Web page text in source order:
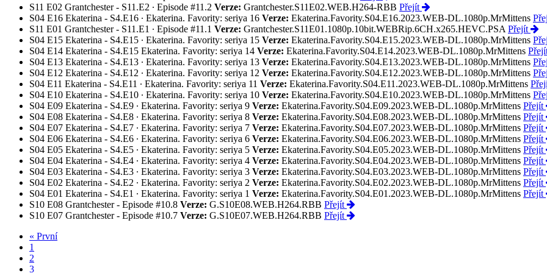
S11 E02 Grantchester - S11.E2 ∙ Episode #11.2 Verze: Grantchester.S11E02.WEB.H264-RBB Přejít
S04 E16 Ekaterina - S4.E16 ∙ Ekaterina. Favority: seriya 16 Verze: Ekaterina.Favority.S04.E16.2023.WEB-DL.1080p.MrMittens
S11 E01 Grantchester - S11.E1 ∙ Episode #11.1 Verze: Grantchester.S11E01.1080p.10bit.WEBRip.6CH.x265.HEVC.PSA Přejít
S04 E15 Ekaterina - S4.E15 ∙ Ekaterina. Favority: seriya 15 Verze: Ekaterina.Favority.S04.E15.2023.WEB-DL.1080p.MrMittens
S04 E14 Ekaterina - S4.E15 Ekaterina. Favority: seriya 14 Verze: Ekaterina.Favority.S04.E14.2023.WEB-DL.1080p.MrMittens
S04 E13 Ekaterina - S4.E13 ∙ Ekaterina. Favority: seriya 13 Verze: Ekaterina.Favority.S04.E13.2023.WEB-DL.1080p.MrMittens
S04 E12 Ekaterina - S4.E12 ∙ Ekaterina. Favority: seriya 12 Verze: Ekaterina.Favority.S04.E12.2023.WEB-DL.1080p.MrMittens
S04 E11 Ekaterina - S4.E11 ∙ Ekaterina. Favority: seriya 11 Verze: Ekaterina.Favority.S04.E11.2023.WEB-DL.1080p.MrMittens
S04 E10 Ekaterina - S4.E10 ∙ Ekaterina. Favority: seriya 10 Verze: Ekaterina.Favority.S04.E10.2023.WEB-DL.1080p.MrMittens
S04 E09 Ekaterina - S4.E9 ∙ Ekaterina. Favority: seriya 9 Verze: Ekaterina.Favority.S04.E09.2023.WEB-DL.1080p.MrMittens Přejít
S04 E08 Ekaterina - S4.E8 ∙ Ekaterina. Favority: seriya 8 Verze: Ekaterina.Favority.S04.E08.2023.WEB-DL.1080p.MrMittens Přejít
S04 E07 Ekaterina - S4.E7 ∙ Ekaterina. Favority: seriya 7 Verze: Ekaterina.Favority.S04.E07.2023.WEB-DL.1080p.MrMittens Přejít
S04 E06 Ekaterina - S4.E6 ∙ Ekaterina. Favority: seriya 6 Verze: Ekaterina.Favority.S04.E06.2023.WEB-DL.1080p.MrMittens Přejít
S04 E05 Ekaterina - S4.E5 ∙ Ekaterina. Favority: seriya 5 Verze: Ekaterina.Favority.S04.E05.2023.WEB-DL.1080p.MrMittens Přejít
S04 E04 Ekaterina - S4.E4 ∙ Ekaterina. Favority: seriya 4 Verze: Ekaterina.Favority.S04.E04.2023.WEB-DL.1080p.MrMittens Přejít
S04 E03 Ekaterina - S4.E3 ∙ Ekaterina. Favority: seriya 3 Verze: Ekaterina.Favority.S04.E03.2023.WEB-DL.1080p.MrMittens Přejít
S04 E02 Ekaterina - S4.E2 ∙ Ekaterina. Favority: seriya 2 Verze: Ekaterina.Favority.S04.E02.2023.WEB-DL.1080p.MrMittens Přejít
S04 E01 Ekaterina - S4.E1 ∙ Ekaterina. Favority: seriya 1 Verze: Ekaterina.Favority.S04.E01.2023.WEB-DL.1080p.MrMittens Přejít
S10 E08 Grantchester - Episode #10.8 Verze: G.S10E08.WEB.H264.RBB Přejít
S10 E07 Grantchester - Episode #10.7 Verze: G.S10E07.WEB.H264.RBB Přejít
« První
1
2
3